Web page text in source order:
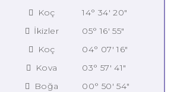
Koç
14° 34' 20"
İkizler
05° 16' 55"
Koç
04° 07' 16"
Kova
03° 57' 41"
Boğa
00° 50' 54"